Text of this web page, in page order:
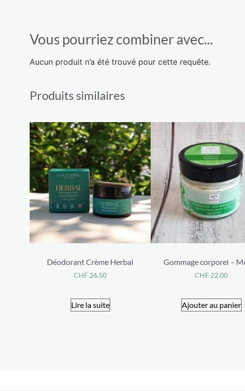
Vous pourriez combiner avec...
Aucun produit n’a été trouvé pour cette requête.
Produits similaires
Déodorant Crème Herbal
CHF 26.50
Lire la suite
Gommage corporel –
CHF 22.00
Ajouter au panier